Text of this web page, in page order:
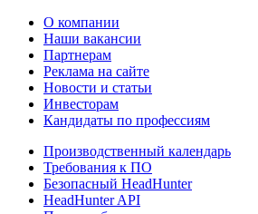
О компании
Наши вакансии
Партнерам
Реклама на сайте
Новости и статьи
Инвесторам
Кандидаты по профессиям
Производственный календарь
Требования к ПО
Безопасный HeadHunter
HeadHunter API